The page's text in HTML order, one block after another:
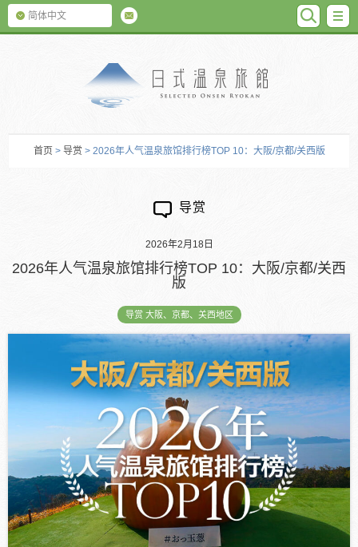
简体中文
首页 > 导赏 > 2026年人气温泉旅馆排行榜TOP 10：大阪/京都/关西版
导赏
2026年2月18日
2026年人气温泉旅馆排行榜TOP 10：大阪/京都/关西
版
导赏 大阪、京都、关西地区